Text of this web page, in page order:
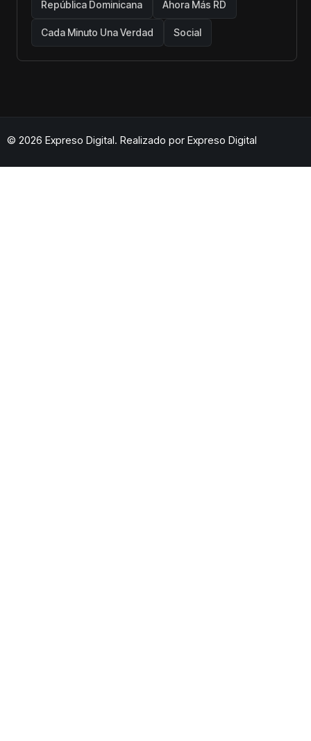
República Dominicana Ahora Más RD
Cada Minuto Una Verdad Social
© 2026 Expreso Digital. Realizado por Expreso Digital